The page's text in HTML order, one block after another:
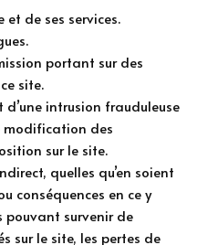
de ses services.
portant sur des
site.
intrusion frauduleuse
modification des
sur le site.
quelles qu’en soient
conséquences en ce y
pouvant survenir de
sur le site, les pertes de